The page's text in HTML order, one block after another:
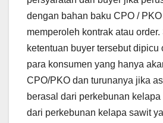
dengan bahan baku CPO /
memperoleh kontrak atau order.
ketentuan buyer tersebut dipicu
para konsumen yang hanya
CPO/PKO dan turunanya jika
berasal dari perkebunan
dari perkebunan kelapa sawit